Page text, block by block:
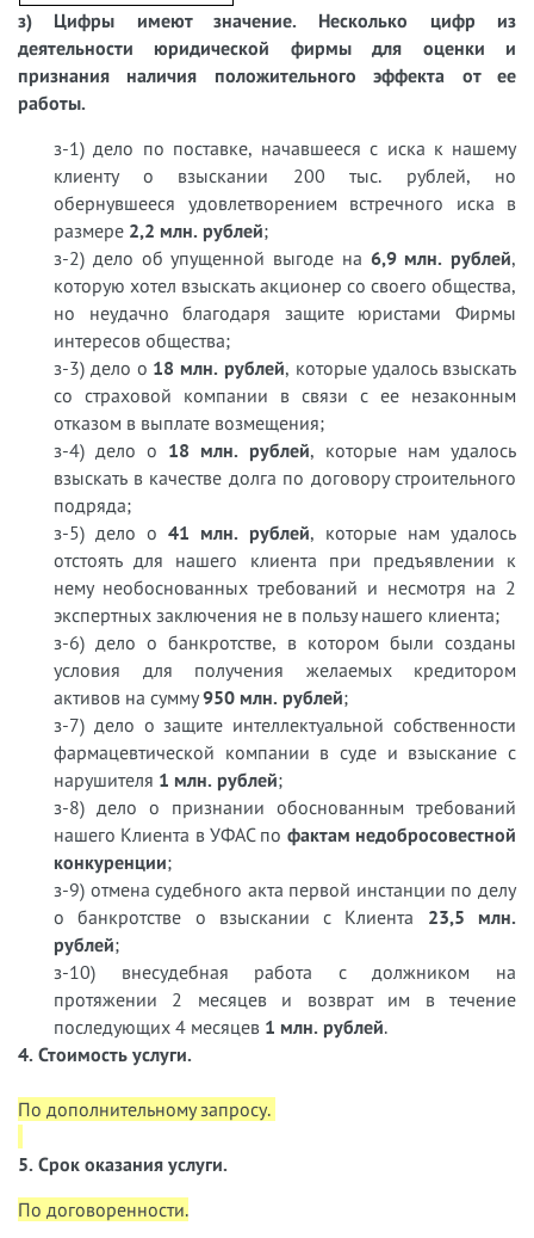
з) Цифры имеют значение. Несколько цифр из
деятельности юридической фирмы для оценки и
признания наличия положительного эффекта от ее
работы.
з-1) дело по поставке, начавшееся с иска к нашему
клиенту о взыскании 200 тыс. рублей, но
обернувшееся удовлетворением встречного иска в
размере 2,2 млн. рублей;
з-2) дело об упущенной выгоде на 6,9 млн. рублей,
которую хотел взыскать акционер со своего общества,
но неудачно благодаря защите юристами Фирмы
интересов общества;
з-3) дело о 18 млн. рублей, которые удалось взыскать
со страховой компании в связи с ее незаконным
отказом в выплате возмещения;
з-4) дело о 18 млн. рублей, которые нам удалось
взыскать в качестве долга по договору строительного
подряда;
з-5) дело о 41 млн. рублей, которые нам удалось
отстоять для нашего клиента при предъявлении к
нему необоснованных требований и несмотря на 2
экспертных заключения не в пользу нашего клиента;
з-6) дело о банкротстве, в котором были созданы
условия для получения желаемых кредитором
активов на сумму950 млн. рублей;
з-7) дело о защите интеллектуальной собственности
фармацевтической компании в суде и взыскание с
нарушителя 1 млн. рублей;
з-8) дело о признании обоснованным требований
нашего Клиента в УФАС по фактам недобросовестной
конкуренции;
з-9) отмена судебного акта первой инстанции по делу
о банкротстве о взыскании с Клиента 23,5 млн.
рублей;
з-10) внесудебная работа с должником на
протяжении 2 месяцев и возврат им в течение
последующих 4 месяцев 1 млн. рублей.
4. Стоимость услуги.
По дополнительному запросу.
5. Срок оказания услуги.
По договоренности.